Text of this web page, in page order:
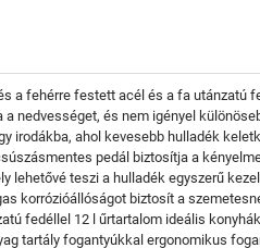
a fehérre festett acél és a fa utánzatú
nedvességet, és nem igényel
irodákba, ahol kevesebb hulladék
pedál biztosítja a
lehetővé teszi a hulladék egyszerű
korrózióállóságot biztosít a
fedéllel 12 l űrtartalom ideális
tartály fogantyúkkal ergonomikus